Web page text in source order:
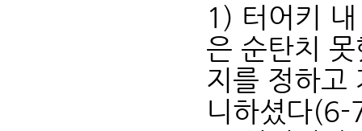
1) 터어키
은 순탄치
지를 정하고
니하셨다(6-